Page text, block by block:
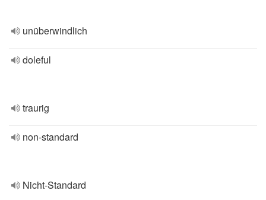
unüberwindlich
doleful
traurig
non-standard
Nicht-Standard